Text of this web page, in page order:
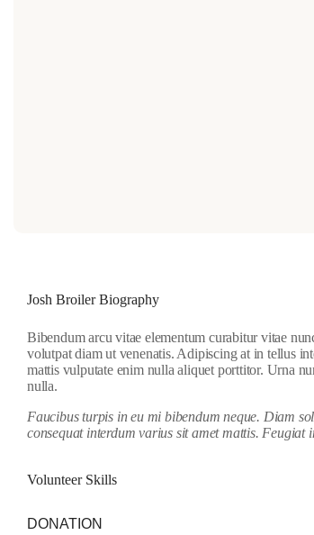
Josh Broiler Biography
Bibendum arcu vitae elementum curabitur vitae
volutpat diam ut venenatis. Adipiscing at in tellus
mattis vulputate enim nulla aliquet porttitor. Urna
nulla.
Faucibus turpis in eu mi bibendum neque. Diam
consequat interdum varius sit amet mattis. Feugiat
Volunteer Skills
DONATION